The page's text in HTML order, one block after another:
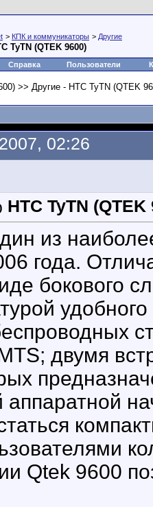
> КПК и коммуникаторы > Другие
TyTN (QTEK 9600)
Справка Пользователи
>> Другие - HTC TyTN (QTEK
02:26
HTC TyTN (QTEK
из
года.
бокового
двумя
Qtek 9600